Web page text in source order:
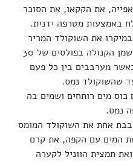
את הקקאו, את הסוכר
באמצעות מטרפה ידנית.
את השוקולד המריר
מערבבים בין כל פעם
שהשוקולד נמס.
כוס מים רותחים ושמים בה
נמס.
אחת את השוקולד המומס
המים עם הקפה, את קרם
תמצית הווניל לקערה